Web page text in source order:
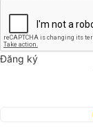
Đăng ký